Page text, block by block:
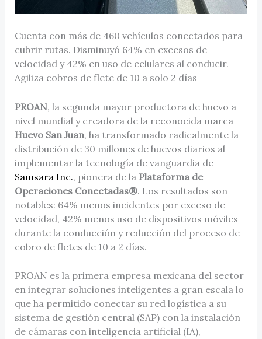
Cuenta con más de 460 vehículos conectados para
cubrir rutas. Disminuyó 64% en excesos de
velocidad y 42% en uso de celulares al conducir.
Agiliza cobros de flete de 10 a solo 2 días
PROAN, la segunda mayor productora de huevo a
nivel mundial y creadora de la reconocida marca
Huevo San Juan, ha transformado radicalmente la
distribución de 30 millones de huevos diarios al
implementar la tecnología de vanguardia de
Samsara Inc., pionera de la Plataforma de
Operaciones Conectadas®. Los resultados son
notables: 64% menos incidentes por exceso de
velocidad, 42% menos uso de dispositivos móviles
durante la conducción y reducción del proceso de
cobro de fletes de 10 a 2 días.
PROAN es la primera empresa mexicana del sector
en integrar soluciones inteligentes a gran escala lo
que ha permitido conectar su red logística a su
sistema de gestión central (SAP) con la instalación
de cámaras con inteligencia artificial (IA),